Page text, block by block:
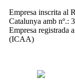
Empresa inscrita al
Catalunya amb nº.:
Empresa registrada
(ICAA)